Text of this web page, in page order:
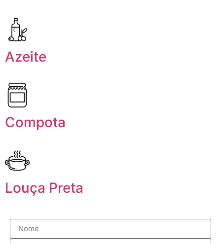
Azeite
Compota
Louça Preta